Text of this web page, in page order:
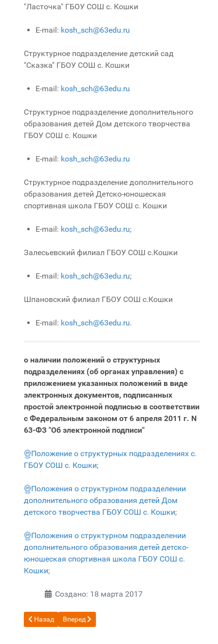
"Ласточка" ГБОУ СОШ с. Кошки
E-mail: kosh_sch@63edu.ru
Структурное подразделение детский сад
"Сказка" ГБОУ СОШ с. Кошки
E-mail: kosh_sch@63edu.ru
Структурное подразделение дополнительного
образования детей Дом детского творчества
ГБОУ СОШ с. Кошки
E-mail: kosh_sch@63edu.ru
Структурное подразделение дополнительного
образования детей Детско-юношеская
спортивная школа ГБОУ СОШ с. Кошки
E-mail: kosh_sch@63edu.ru;
Залесьевский филиал ГБОУ СОШ с.Кошки
E-mail: kosh_sch@63edu.ru;
Шпановский филиал ГБОУ СОШ с.Кошки
E-mail: kosh_sch@63edu.ru.
о наличии положений о структурных
подразделениях (об органах управления) с
приложением указанных положений в виде
электронных документов, подписанных
простой электронной подписью в соответствии
с Федеральным законом от 6 апреля 2011 г. N
63-ФЗ "Об электронной подписи"
Положение о структурных подразделениях с.
ГБОУ СОШ с. Кошки;
Положения о структурном подразделении
дополнительного образования детей Дом
детского творчества ГБОУ СОШ с. Кошки;
Положения о структурном подразделении
дополнительного образования детей детско-
юношеская спортивная школа ГБОУ СОШ с.
Кошки;
Создано: 18 марта 2017
Предыдущий: Документы
Назад Следующий: Основные сведения
Вперед